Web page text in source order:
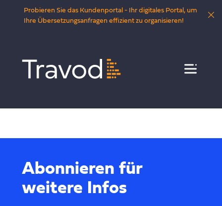
Probieren Sie das Kundenportal - Ihr digitales Portal, um
Ihre Übersetzungsanfragen effizient zu organisieren!
Menü
Abonnieren für
weitere Infos